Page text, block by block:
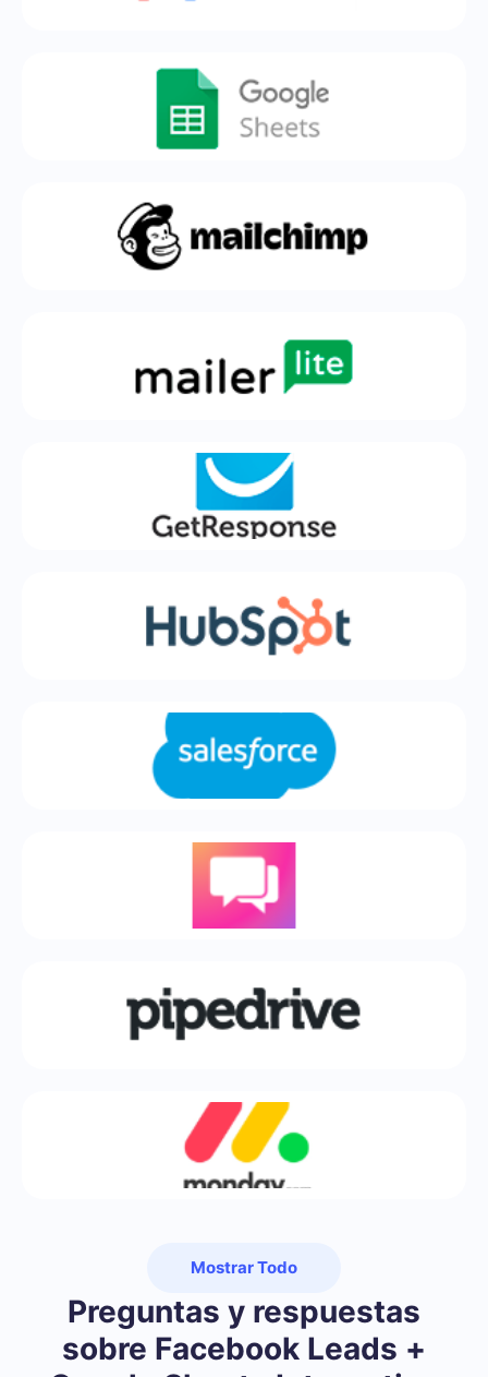
Mostrar Todo
Preguntas y respuestas
sobre Facebook Leads +